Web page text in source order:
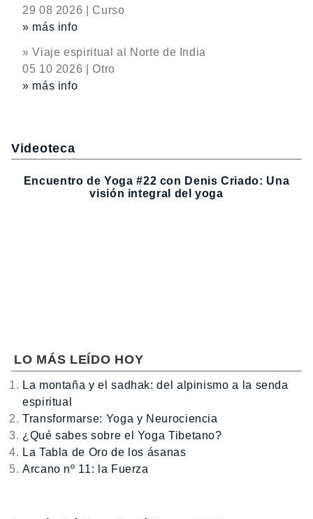
29 08 2026 | Curso
» más info
» Viaje espiritual al Norte de India
05 10 2026 | Otro
» más info
Videoteca
Encuentro de Yoga #22 con Denis Criado: Una
visión integral del yoga
LO MÁS LEÍDO HOY
La montaña y el sadhak: del alpinismo a la senda
espiritual
Transformarse: Yoga y Neurociencia
¿Qué sabes sobre el Yoga Tibetano?
La Tabla de Oro de los ásanas
Arcano nº 11: la Fuerza